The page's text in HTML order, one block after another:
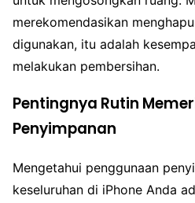
merekomendasikan
digunakan, itu adalah
melakukan pembersihan.
Pentingnya Rutin
Penyimpanan
Mengetahui penggunaan
keseluruhan di iPhone Anda